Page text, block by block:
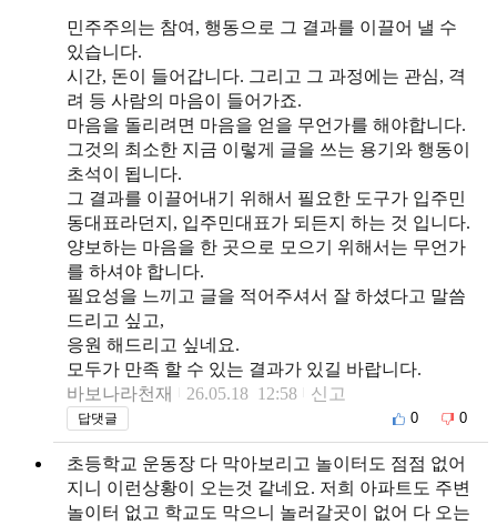
민주주의는 참여, 행동으로 그 결과를 이끌어 낼 수
있습니다.
시간, 돈이 들어갑니다. 그리고 그 과정에는 관심, 격
려 등 사람의 마음이 들어가죠.
마음을 돌리려면 마음을 얻을 무언가를 해야합니다.
그것의 최소한 지금 이렇게 글을 쓰는 용기와 행동이
초석이 됩니다.
그 결과를 이끌어내기 위해서 필요한 도구가 입주민
동대표라던지, 입주민대표가 되든지 하는 것 입니다.
양보하는 마음을 한 곳으로 모으기 위해서는 무언가
를 하셔야 합니다.
필요성을 느끼고 글을 적어주셔서 잘 하셨다고 말씀
드리고 싶고,
응원 해드리고 싶네요.
모두가 만족 할 수 있는 결과가 있길 바랍니다.
바보나라천재
26.05.18 12:58 신고
답댓글 0 0
초등학교 운동장 다 막아보리고 놀이터도 점점 없어
지니 이런상황이 오는것 같네요. 저희 아파트도 주변
놀이터 없고 학교도 막으니 놀러갈곳이 없어 다 오는